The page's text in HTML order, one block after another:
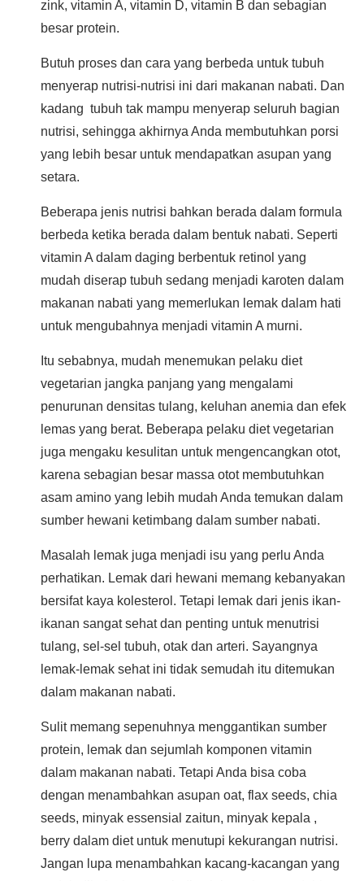
zink, vitamin A, vitamin D, vitamin B dan sebagian
besar protein.
Butuh proses dan cara yang berbeda untuk tubuh
menyerap nutrisi-nutrisi ini dari makanan nabati. Dan
kadang tubuh tak mampu menyerap seluruh bagian
nutrisi, sehingga akhirnya Anda membutuhkan porsi
yang lebih besar untuk mendapatkan asupan yang
setara.
Beberapa jenis nutrisi bahkan berada dalam formula
berbeda ketika berada dalam bentuk nabati. Seperti
vitamin A dalam daging berbentuk retinol yang
mudah diserap tubuh sedang menjadi karoten dalam
makanan nabati yang memerlukan lemak dalam hati
untuk mengubahnya menjadi vitamin A murni.
Itu sebabnya, mudah menemukan pelaku diet
vegetarian jangka panjang yang mengalami
penurunan densitas tulang, keluhan anemia dan efek
lemas yang berat. Beberapa pelaku diet vegetarian
juga mengaku kesulitan untuk mengencangkan otot,
karena sebagian besar massa otot membutuhkan
asam amino yang lebih mudah Anda temukan dalam
sumber hewani ketimbang dalam sumber nabati.
Masalah lemak juga menjadi isu yang perlu Anda
perhatikan. Lemak dari hewani memang kebanyakan
bersifat kaya kolesterol. Tetapi lemak dari jenis ikan-
ikanan sangat sehat dan penting untuk menutrisi
tulang, sel-sel tubuh, otak dan arteri. Sayangnya
lemak-lemak sehat ini tidak semudah itu ditemukan
dalam makanan nabati.
Sulit memang sepenuhnya menggantikan sumber
protein, lemak dan sejumlah komponen vitamin
dalam makanan nabati. Tetapi Anda bisa coba
dengan menambahkan asupan oat, flax seeds, chia
seeds, minyak essensial zaitun, minyak kepala ,
berry dalam diet untuk menutupi kekurangan nutrisi.
Jangan lupa menambahkan kacang-kacangan yang